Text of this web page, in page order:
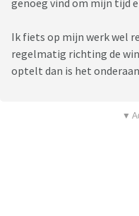
genoeg vind om mijn tijd
Ik fiets op mijn werk wel
regelmatig richting de
optelt dan is het
▼